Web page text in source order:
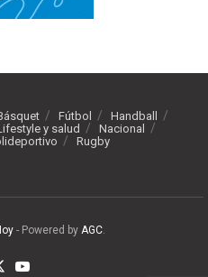
Fútbol
Handball
y salud
Nacional
Rugby
- Powered by AGC.